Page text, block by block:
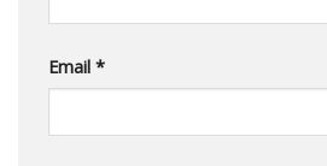
Email *